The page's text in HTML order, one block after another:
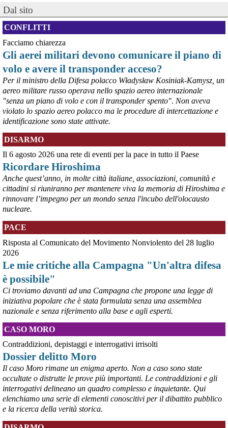
tra cui quello di Marina di Carrara, ha sottolineato la resistenza da
parte delle istituzioni competenti a fornire le informazioni
indispensabili.
#armi #disarmo #pcknews #pace
@peacelink - 6/8/2026 7:50
retepacedisarmo.org/2026/missi
Il Parlamento è stato tenuto praticamente all’oscuro del
dispiegamento di uomini e mezzi verso il regno saudita e in un
contesto di conflitto aperto nella regione.
#disarmo #noguerra #pcknews
@peacelink - 6/8/2026 5:38
ilmanifesto.it/guerra-a-debito
Ieri il parlamento ha approvato le risoluzioni della maggioranza che
impegnano il governo ad avviare le procedure per chiedere
all’Unione europea di attivare la clausola di salvaguardia nazionale
per lo scostamento di bilancio. Si tratta, in un triennio, dello 0,6%
del Pil per investimenti in transizione energetica e dello 0,9% in
materia di spese militari. In totale si parla di circa 36 miliardi, 14 per
l’energia e 22 per la difesa da qui al 2028.
#spesemilitari
Dal sito
CONFLITTI
Facciamo chiarezza
Gli aerei militari devono comunicare il piano di
volo e avere il transponder acceso?
Per il ministro della Difesa polacco Władysław Kosiniak-Kamysz, un
aereo militare russo operava nello spazio aereo internazionale
"senza un piano di volo e con il transponder spento". Non aveva
violato lo spazio aereo polacco ma le procedure di intercettazione e
identificazione sono state attivate.
DISARMO
Il 6 agosto 2026 una rete di eventi per la pace in tutto il Paese
Ricordare Hiroshima
Anche quest’anno, in molte città italiane, associazioni, comunità e
cittadini si riuniranno per mantenere viva la memoria di Hiroshima e
rinnovare l’impegno per un mondo senza l'incubo dell'olocausto
nucleare.
PACE
Risposta al Comunicato del Movimento Nonviolento del 28 luglio
2026
Le mie critiche alla Campagna "Un'altra difesa
è possibile"
Ci troviamo davanti ad una Campagna che propone una legge di
iniziativa popolare che è stata formulata senza una assemblea
nazionale e senza riferimento alla base e agli esperti.
CASO MORO
Contraddizioni, depistaggi e interrogativi irrisolti
Dossier delitto Moro
Il caso Moro rimane un enigma aperto. Non a caso sono state
occultate o distrutte le prove più importanti. Le contraddizioni e gli
interrogativi delineano un quadro complesso e inquietante. Qui
elenchiamo una serie di elementi conoscitivi per il dibattito pubblico
e la ricerca della verità storica.